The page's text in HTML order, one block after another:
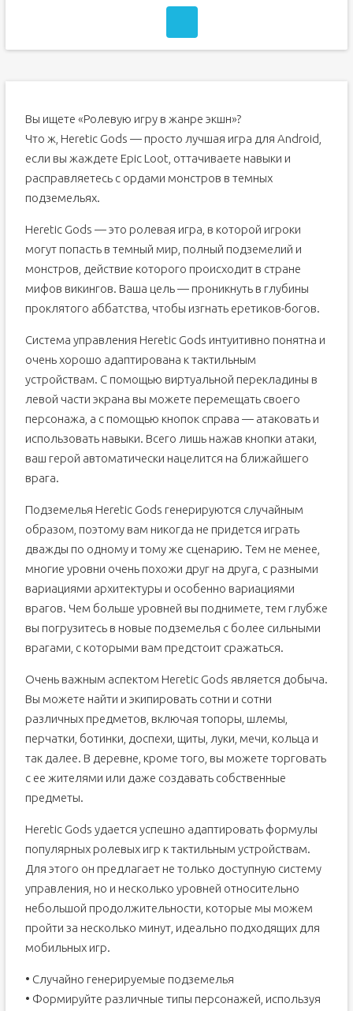
Вы ищете «Ролевую игру в жанре экшн»?
Что ж, Heretic Gods — просто лучшая игра для Android,
если вы жаждете Epic Loot, оттачиваете навыки и
расправляетесь с ордами монстров в темных
подземельях.
Heretic Gods — это ролевая игра, в которой игроки
могут попасть в темный мир, полный подземелий и
монстров, действие которого происходит в стране
мифов викингов. Ваша цель — проникнуть в глубины
проклятого аббатства, чтобы изгнать еретиков-богов.
Система управления Heretic Gods интуитивно понятна и
очень хорошо адаптирована к тактильным
устройствам. С помощью виртуальной перекладины в
левой части экрана вы можете перемещать своего
персонажа, а с помощью кнопок справа — атаковать и
использовать навыки. Всего лишь нажав кнопки атаки,
ваш герой автоматически нацелится на ближайшего
врага.
Подземелья Heretic Gods генерируются случайным
образом, поэтому вам никогда не придется играть
дважды по одному и тому же сценарию. Тем не менее,
многие уровни очень похожи друг на друга, с разными
вариациями архитектуры и особенно вариациями
врагов. Чем больше уровней вы поднимете, тем глубже
вы погрузитесь в новые подземелья с более сильными
врагами, с которыми вам предстоит сражаться.
Очень важным аспектом Heretic Gods является добыча.
Вы можете найти и экипировать сотни и сотни
различных предметов, включая топоры, шлемы,
перчатки, ботинки, доспехи, щиты, луки, мечи, кольца и
так далее. В деревне, кроме того, вы можете торговать
с ее жителями или даже создавать собственные
предметы.
Heretic Gods удается успешно адаптировать формулы
популярных ролевых игр к тактильным устройствам.
Для этого он предлагает не только доступную систему
управления, но и несколько уровней относительно
небольшой продолжительности, которые мы можем
пройти за несколько минут, идеально подходящих для
мобильных игр.
• Случайно генерируемые подземелья
• Формируйте различные типы персонажей, используя